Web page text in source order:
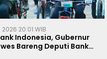
20:01 WIB
Indonesia, Gubernur
Bareng Deputi Bank